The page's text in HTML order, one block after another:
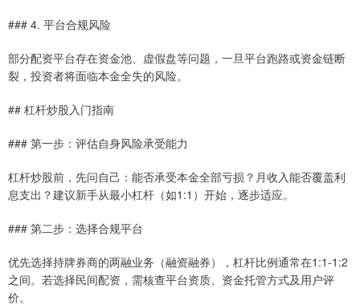
### 4. 平台合规风险
部分配资平台存在资金池、虚假盘等问题，一旦平台跑路或资金链断
裂，投资者将面临本金全失的风险。
## 杠杆炒股入门指南
### 第一步：评估自身风险承受能力
杠杆炒股前，先问自己：能否承受本金全部亏损？月收入能否覆盖利
息支出？建议新手从最小杠杆（如1:1）开始，逐步适应。
### 第二步：选择合规平台
优先选择持牌券商的两融业务（融资融券），杠杆比例通常在1:1-1:2
之间。若选择民间配资，需核查平台资质、资金托管方式及用户评
价。